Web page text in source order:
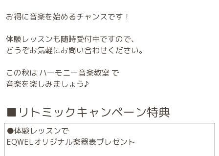
お得に音楽を始めるチャンスです！
体験レッスンも随時受付中ですので、
どうぞお気軽にお問い合わせください。
この秋は ハーモニー音楽教室 で
音楽を楽しみましょう♪
■リトミックキャンペーン特典
●体験レッスンで
EQWELオリジナル楽器表プレゼント